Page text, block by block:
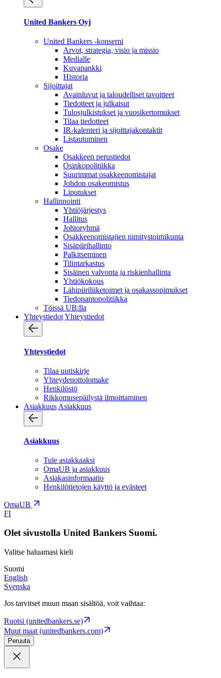
United Bankers Oyj
United Bankers -konserni
Arvot, strategia, visio ja missio
Medialle
Kuvapankki
Historia
Sijoittajat
Avainluvut ja taloudelliset tavoitteet
Tiedotteet ja julkaisut
Tulosjulkistukset ja vuosikertomukset
Tilaa tiedotteet
IR-kalenteri ja sijoittajakontaktit
Listautuminen
Osake
Osakkeen perustiedot
Osinkopolitiikka
Suurimmat osakkeenomistajat
Johdon osakeomistus
Liputukset
Hallinnointi
Yhtiöjärjestys
Hallitus
Johtoryhmä
Osakkeenomistajien nimitystoimikunta
Sisäpiirihallinto
Palkitseminen
Tilintarkastus
Sisäinen valvonta ja riskienhallinta
Yhtiökokous
Lähipiiriliiketoimet ja osakassopimukset
Tiedonantopolitiikka
Töissä UB:lla
YhteystiedotYhteystiedot
Yhteystiedot
Tilaa uutiskirje
Yhteydenotto­lomake
Henkilöstö
Rikkomusepäilystä ilmoittaminen
Asiakkuus Asiakkuus
Asiakkuus
Tule asiakkaaksi
OmaUB ja asiakkuus
Asiakasinformaatio
Henkilötietojen käyttö ja evästeet
OmaUB
FI
Olet sivustolla United Bankers Suomi.
Valitse haluamasi kieli
Suomi
English
Svenska
Jos tarvitset muun maan sisältöä, voit vaihtaa:
Ruotsi (unitedbankers.se)
Muut maat (unitedbankers.com)
Peruuta